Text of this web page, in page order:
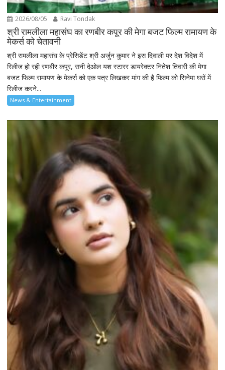
2026/08/05 Ravi Tondak
श्री रामलीला महासंघ का रणबीर कपूर की मेगा बजट फिल्म रामायण के
मेकर्स को चेतावनी
श्री रामलीला महासंघ के प्रेसिडेंट श्री अर्जुन कुमार ने इस दिवाली पर देश विदेश में
रिलीज हो रही रणबीर कपूर, सनी देओल यश स्टारर डायरेक्टर नितेश तिवारी की मेगा
बजट फिल्म रामायण के मेकर्स को एक पत्र लिखकर मांग की है फिल्म को सिनेमा घरों में
रिलीज करने...
News & Entertainment